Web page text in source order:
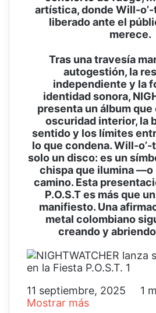
artística, donde Will-
liberado ante el
merece.
Tras una travesía
autogestión, la
independiente y la
identidad sonora,
presenta un álbum que
oscuridad interior, la
sentido y los límites
lo que condena. Will-
solo un disco: es un
chispa que ilumina
camino. Esta
P.O.S.T es más que
manifiesto. Una
metal colombiano
creando y
11 septiembre, 2025
1
Mostrar más